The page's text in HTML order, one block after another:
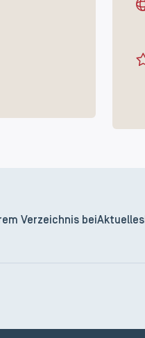
Verzeichnis bei Aktuelles